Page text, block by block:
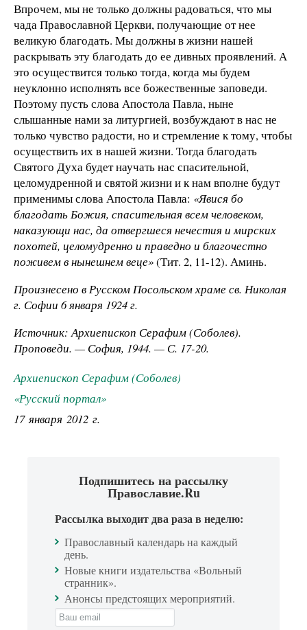
Впрочем, мы не только должны радоваться, что мы
чада Православной Церкви, получающие от нее
великую благодать. Мы должны в жизни нашей
раскрывать эту благодать до ее дивных проявлений. А
это осуществится только тогда, когда мы будем
неуклонно исполнять все божественные заповеди.
Поэтому пусть слова Апостола Павла, ныне
слышанные нами за литургией, возбуждают в нас не
только чувство радости, но и стремление к тому, чтобы
осуществить их в нашей жизни. Тогда благодать
Святого Духа будет научать нас спасительной,
целомудренной и святой жизни и к нам вполне будут
применимы слова Апостола Павла: «Явися бо
благодать Божия, спасительная всем человеком,
наказующи нас, да отвергшеся нечестия и мирских
похотей, целомудренно и праведно и благочестно
поживем в нынешнем веце»(Тит. 2, 11-12). Аминь.
Произнесено в Русском Посольском храме св. Николая
г. Софии 6января 1924 г.
Источник: Архиепископ Серафим (Соболев).
Проповеди. — София, 1944. — С. 17-20.
Архиепископ Серафим (Соболев)
«Русский портал»
17 января 2012 г.
Подпишитесь на рассылку
Православие.Ru
Рассылка выходит два раза в неделю:
Православный календарь на каждый
день.
Новые книги издательства «Вольный
странник».
Анонсы предстоящих мероприятий.